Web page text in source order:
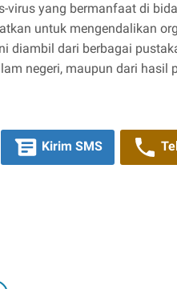
virus yang bermanfaat di
untuk mengendalikan
diambil dari berbagai
negeri, maupun dari hasil
Kirim SMS